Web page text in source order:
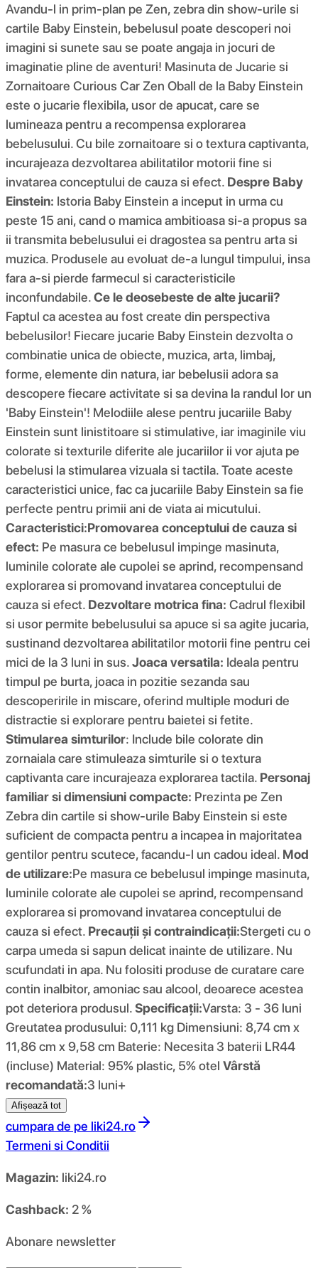
Avandu-l in prim-plan pe Zen, zebra din show-urile si
cartile Baby Einstein, bebelusul poate descoperi noi
imagini si sunete sau se poate angaja in jocuri de
imaginatie pline de aventuri! Masinuta de Jucarie si
Zornaitoare Curious Car Zen Oball de la Baby Einstein
este o jucarie flexibila, usor de apucat, care se
lumineaza pentru a recompensa explorarea
bebelusului. Cu bile zornaitoare si o textura captivanta,
incurajeaza dezvoltarea abilitatilor motorii fine si
invatarea conceptului de cauza si efect. Despre Baby
Einstein: Istoria Baby Einstein a inceput in urma cu
peste 15 ani, cand o mamica ambitioasa si-a propus sa
ii transmita bebelusului ei dragostea sa pentru arta si
muzica. Produsele au evoluat de-a lungul timpului, insa
fara a-si pierde farmecul si caracteristicile
inconfundabile.Ce le deosebeste de alte jucarii?
Faptul ca acestea au fost create din perspectiva
bebelusilor! Fiecare jucarie Baby Einstein dezvolta o
combinatie unica de obiecte, muzica, arta, limbaj,
forme, elemente din natura, iar bebelusii adora sa
descopere fiecare activitate si sa devina la randul lor un
'Baby Einstein'! Melodiile alese pentru jucariile Baby
Einstein sunt linistitoare si stimulative, iar imaginile viu
colorate si texturile diferite ale jucariilor ii vor ajuta pe
bebelusi la stimularea vizuala si tactila. Toate aceste
caracteristici unice, fac ca jucariile Baby Einstein sa fie
perfecte pentru primii ani de viata ai micutului.
Caracteristici:Promovarea conceptului de cauza si
efect: Pe masura ce bebelusul impinge masinuta,
luminile colorate ale cupolei se aprind, recompensand
explorarea si promovand invatarea conceptului de
cauza si efect. Dezvoltare motrica fina: Cadrul flexibil
si usor permite bebelusului sa apuce si sa agite jucaria,
sustinand dezvoltarea abilitatilor motorii fine pentru cei
mici de la 3 luni in sus.Joaca versatila: Ideala pentru
timpul pe burta, joaca in pozitie sezanda sau
descoperirile in miscare, oferind multiple moduri de
distractie si explorare pentru baietei si fetite.
Stimularea simturilor: Include bile colorate din
zornaiala care stimuleaza simturile si o textura
captivanta care incurajeaza explorarea tactila. Personaj
familiar si dimensiuni compacte: Prezinta pe Zen
Zebra din cartile si show-urile Baby Einstein si este
suficient de compacta pentru a incapea in majoritatea
gentilor pentru scutece, facandu-l un cadou ideal. Mod
de utilizare:Pe masura ce bebelusul impinge masinuta,
luminile colorate ale cupolei se aprind, recompensand
explorarea si promovand invatarea conceptului de
cauza si efect. Precauții și contraindicații:Stergeti cu o
carpa umeda si sapun delicat inainte de utilizare. Nu
scufundati in apa. Nu folositi produse de curatare care
contin inalbitor, amoniac sau alcool, deoarece acestea
pot deteriora produsul.Specificații:Varsta: 3 - 36 luni
Greutatea produsului: 0,111 kg Dimensiuni: 8,74 cm x
11,86 cm x 9,58 cm Baterie: Necesita 3 baterii LR44
(incluse) Material: 95% plastic, 5% otel Vârstă
recomandată:3 luni+
Afișează tot
cumpara de pe liki24.ro
Termeni si Conditii
Magazin: liki24.ro
Cashback: 2 %
Abonare newsletter